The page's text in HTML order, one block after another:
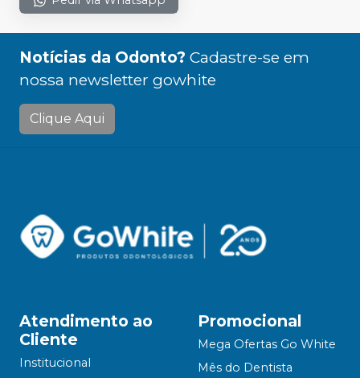
Notícias da Odonto? Cadastre-se em
nossa newsletter gowhite
Clique Aqui
Atendimento ao
Cliente
Institucional
Promocional
Mega Ofertas Go White
Mês do Dentista